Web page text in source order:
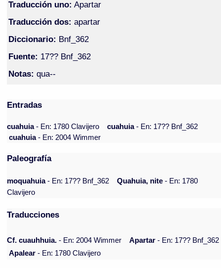
Traducción uno: Apartar
Traducción dos: apartar
Diccionario: Bnf_362
Fuente: 17?? Bnf_362
Notas: qua--
Entradas
cuahuia- En: 1780 Clavijero cuahuia- En: 17?? Bnf_362
cuahuia- En: 2004 Wimmer
Paleografía
moquahuia- En: 17?? Bnf_362 Quahuia, nite - En: 1780
Clavijero
Traducciones
Cf. cuauhhuia. - En: 2004 Wimmer Apartar - En: 17?? Bnf_362
Apalear - En: 1780 Clavijero